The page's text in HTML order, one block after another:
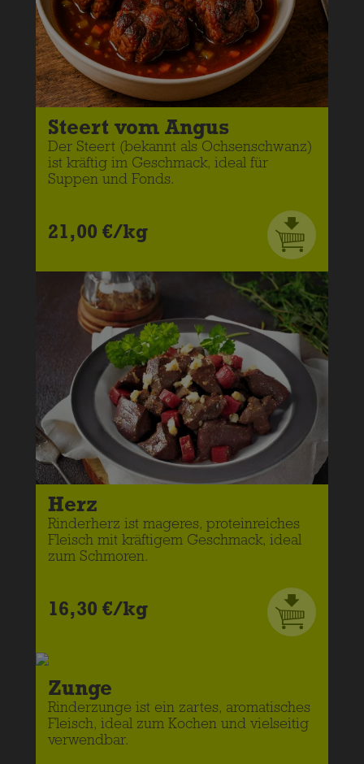
Steert vom Angus
Der Steert (bekannt als Ochsenschwanz)
ist kräftig im Geschmack, ideal für
Suppen und Fonds.
21,00 €/kg
Herz
Rinderherz ist mageres, proteinreiches
Fleisch mit kräftigem Geschmack, ideal
zum Schmoren.
16,30 €/kg
Zunge
Rinderzunge ist ein zartes, aromatisches
Fleisch, ideal zum Kochen und vielseitig
verwendbar.